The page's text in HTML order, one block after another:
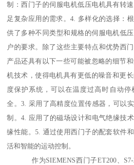
制：西门子的伺服电机低压电机具有转
足复杂应用的需求。4. 多样化的选择：
供了多种不同类型和规格的伺服电机低
户的要求。除了这些主要特点和优势西
产品还具有以下一些可能被忽略的细节
机技术，使得电机具有更低的噪音和更
度保护系统，可以在温度过高时自动
全。3. 采用了高精度位置传感器，可以
制。4. 应用了的磁场设计和电气绝缘技
缘性能。5. 通过使用西门子的配套软件
活和智能的运动控制。
作为SIEMENS西门子ET200、S7-